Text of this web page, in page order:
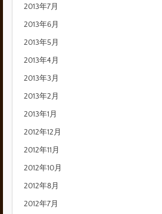
2013年7月
2013年6月
2013年5月
2013年4月
2013年3月
2013年2月
2013年1月
2012年12月
2012年11月
2012年10月
2012年8月
2012年7月